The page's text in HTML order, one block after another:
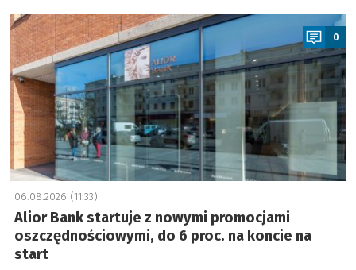
a
0
06.08.2026 (11:33)
Alior Bank startuje z nowymi promocjami
oszczędnościowymi, do 6 proc. na koncie na
start